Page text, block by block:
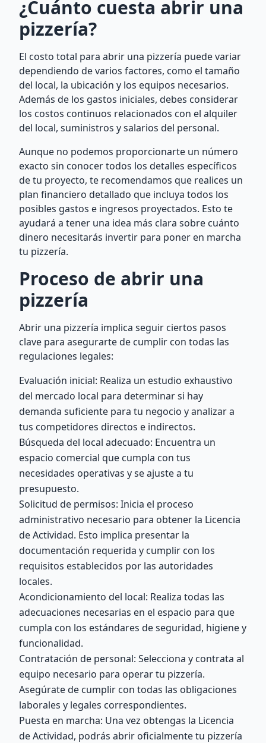
¿Cuánto cuesta abrir una
pizzería?
El costo total para abrir una pizzería puede variar
dependiendo de varios factores, como el tamaño
del local, la ubicación y los equipos necesarios.
Además de los gastos iniciales, debes considerar
los costos continuos relacionados con el alquiler
del local, suministros y salarios del personal.
Aunque no podemos proporcionarte un número
exacto sin conocer todos los detalles específicos
de tu proyecto, te recomendamos que realices un
plan financiero detallado que incluya todos los
posibles gastos e ingresos proyectados. Esto te
ayudará a tener una idea más clara sobre cuánto
dinero necesitarás invertir para poner en marcha
tu pizzería.
Proceso de abrir una
pizzería
Abrir una pizzería implica seguir ciertos pasos
clave para asegurarte de cumplir con todas las
regulaciones legales:
Evaluación inicial: Realiza un estudio exhaustivo
del mercado local para determinar si hay
demanda suficiente para tu negocio y analizar a
tus competidores directos e indirectos.
Búsqueda del local adecuado: Encuentra un
espacio comercial que cumpla con tus
necesidades operativas y se ajuste a tu
presupuesto.
Solicitud de permisos: Inicia el proceso
administrativo necesario para obtener la Licencia
de Actividad. Esto implica presentar la
documentación requerida y cumplir con los
requisitos establecidos por las autoridades
locales.
Acondicionamiento del local: Realiza todas las
adecuaciones necesarias en el espacio para que
cumpla con los estándares de seguridad, higiene y
funcionalidad.
Contratación de personal: Selecciona y contrata al
equipo necesario para operar tu pizzería.
Asegúrate de cumplir con todas las obligaciones
laborales y legales correspondientes.
Puesta en marcha: Una vez obtengas la Licencia
de Actividad, podrás abrir oficialmente tu pizzería